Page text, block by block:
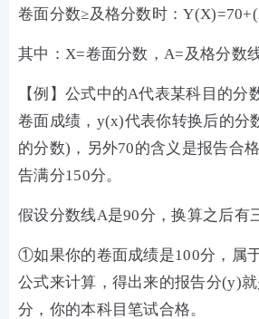
卷面分数≥及格分数时：
其中：X=卷面分数，A=及格分数
【例】公式中的A代表某科目的分
卷面成绩，y(x)代表你转换后的分
的分数)，另外70的含义是报告合
告满分150分。
假设分数线A是90分，换算之后有
①如果你的卷面成绩是100分，属
公式来计算，得出来的报告分(y)
分，你的本科目笔试合格。